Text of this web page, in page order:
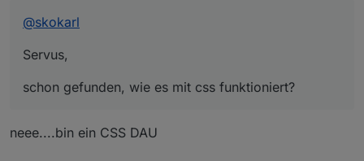
@skokarl
Servus,
schon gefunden, wie es mit css funktioniert?
neee....bin ein CSS DAU